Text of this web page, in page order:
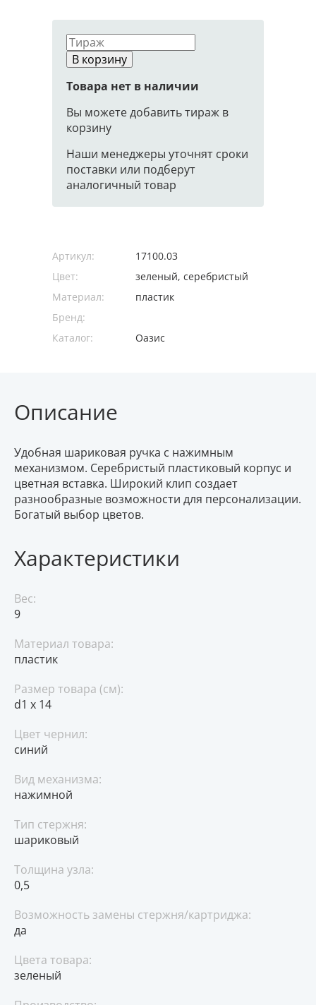
В корзину
Товара нет в наличии
Вы можете добавить тираж в
корзину
Наши менеджеры уточнят сроки
поставки или подберут
аналогичный товар
Артикул:
17100.03
Цвет:
зеленый, серебристый
Материал:
пластик
Бренд:
Каталог:
Оазис
Описание
Удобная шариковая ручка с нажимным
механизмом. Серебристый пластиковый корпус и
цветная вставка. Широкий клип создает
разнообразные возможности для персонализации.
Богатый выбор цветов.
Характеристики
Вес:
9
Материал товара:
пластик
Размер товара (см):
d1 х 14
Цвет чернил:
синий
Вид механизма:
нажимной
Тип стержня:
шариковый
Толщина узла:
0,5
Возможность замены стержня/картриджа:
да
Цвета товара:
зеленый